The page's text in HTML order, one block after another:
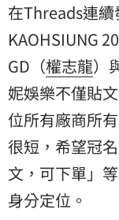
在Threads連續
KAOHSIUNG
GD（權志龍）
妮娛樂不僅貼
位所有廠商所
很短，希望冠
文，可下單」
身分定位。